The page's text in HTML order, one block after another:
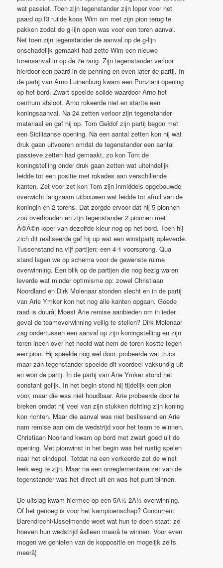
wat passief. Toen zijn tegenstander zijn loper voor het
paard op f3 ruilde koos Wim om met zijn pion terug te
pakken zodat de g-lijn open was voor een toren aanval.
Net toen zijn tegenstander de aanval op de g-lijn
onschadelijk gemaakt had zette Wim een nieuwe
torenaanval in op de 7e rang. Zijn tegenstander verloor
hierdoor een paard in de penning en even later de partij. In
de partij van Arno Luinenburg kwam een Ponziani opening
op het bord. Zwart speelde solide waardoor Arno het
centrum afsloot. Arno rokeerde niet en startte een
koningsaanval. Na 24 zetten verloor zijn tegenstander
materiaal en gaf hij op. Tom Geldof zijn partij begon met
een Siciliaanse opening. Na een aantal zetten kon hij wat
druk gaan uitvoeren omdat de tegenstander een aantal
passieve zetten had gemaakt, zo kon Tom de
koningstelling onder druk gaan zetten wat uiteindelijk
leidde tot een positie met rokades aan verschillende
kanten. Zet voor zet kon Tom zijn inmiddels opgebouwde
overwicht langzaam uitbouwen wat leidde tot afruil van de
koningin en 2 torens. Dat zorgde ervoor dat hij 5 pionnen
zou overhouden en zijn tegenstander 2 pionnen met
Ã©Ã©n loper van dezelfde kleur nog op het bord. Toen hij
zich dit realiseerde gaf hij op wat een winstpartij opleverde.
Tussenstand na vijf partijen: een 4-1 voorsprong. Qua
stand lagen we op schema voor de gewenste ruime
overwinning. Een blik op de partijen die nog bezig waren
leverde wat minder optimisme op: zowel Christiaan
Noordland en Dirk Molenaar stonden slecht en in de partij
van Arie Ymker kon het nog alle kanten opgaan. Goede
raad is duurâ¦ Moest Arie remise aanbieden om in ieder
geval de teamoverwinning veilig te stellen? Dirk Molenaar
zag ondertussen een aanval op zijn koningstelling en zijn
toren ineen over het hoofd wat hem de toren kostte tegen
een pion. Hij speelde nog wel door, probeerde wat trucs
maar zân tegenstander speelde dit voordeel vakkundig uit
en won de partij. In de partij van Arie Ymker stond het
constant gelijk. In het begin stond hij tijdelijk een pion
voor, maar die was niet houdbaar. Arie probeerde door te
breken omdat hij veel van zijn stukken richting zijn koning
kon richten. Maar die aanval was niet beslissend en Arie
nam remise aan om de wedstrijd voor het team te winnen.
Christiaan Noorland kwam op bord met zwart goed uit de
opening. Met pionwinst in het begin was het rustig spelen
naar het eindspel. Totdat na een verkeerde zet de winst
leek weg te zijn. Maar na een onreglementaire zet van de
tegenstander was het direct uit en was het punt binnen.
De uitslag kwam hiermee op een 5Â½-2Â½ overwinning.
Of het genoeg is voor het kampioenschap? Concurrent
Barendrecht/IJsselmonde weet wat hun te doen staat: ze
hoeven hun wedstrijd âalleen maarâ te winnen. Voor even
mogen we genieten van de koppositie en mogelijk zelfs
meerâ¦